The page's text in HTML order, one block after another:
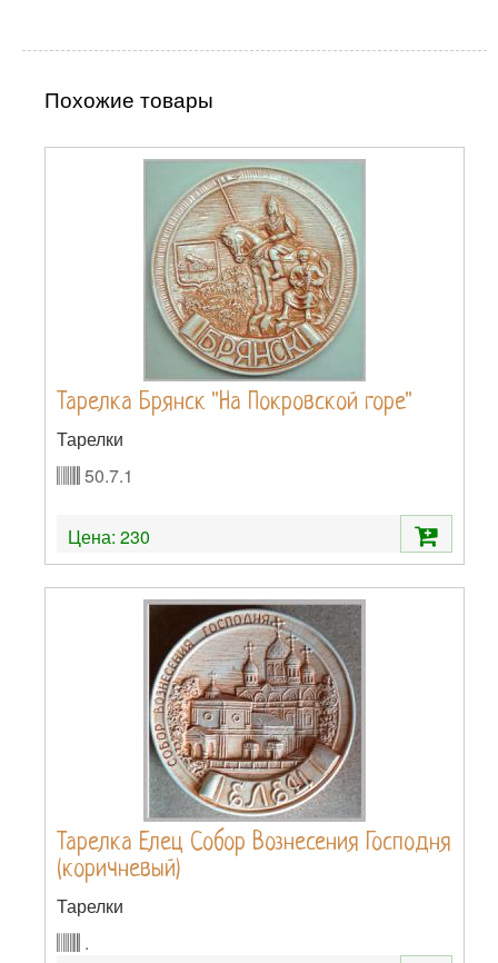
Похожие товары
Тарелка Брянск "На Покровской горе"
Тарелки
50.7.1
Цена: 230
Тарелка Елец Собор Вознесения Господня
(коричневый)
Тарелки
.